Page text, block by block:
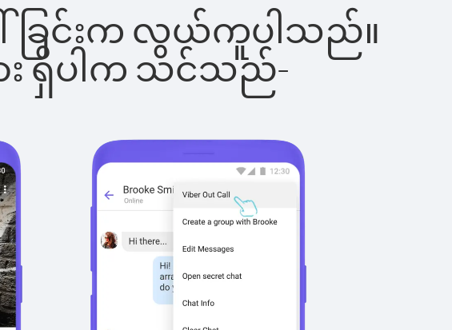
ေါ်ခြင်းက လွယ်ကူပါသည်။
း ရှိပါက သင်သည်-